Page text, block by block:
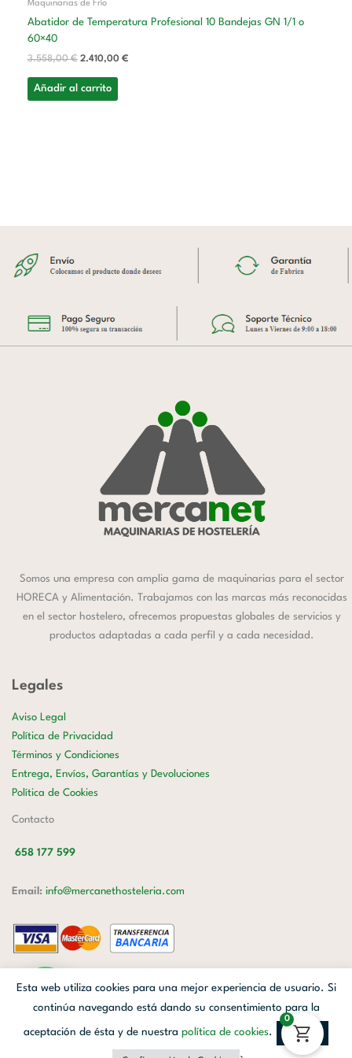
Maquinarias de Frío
Abatidor de Temperatura Profesional 10 Bandejas GN 1/1 o
60×40
3.558,00€ 2.410,00 €
Añadir al carrito
Somos una empresa con amplia gama de maquinarias para el sector
HORECA y Alimentación. Trabajamos con las marcas más reconocidas
en el sector hostelero, ofrecemos propuestas globales de servicios y
productos adaptadas a cada perfil y a cada necesidad.
Legales
Aviso Legal
Política de Privacidad
Términos y Condiciones
Entrega, Envíos, Garantías y Devoluciones
Política de Cookies
Contacto
658 177 599
Email: info@mercanethosteleria.com
Mercanet © 2026.| Diseñado porAvanzada Digital| Webmaster
Facebook Linkedin Instagram
Esta web utiliza cookies para una mejor experiencia de usuario. Si
continúa navegando está dando su consentimiento para la
aceptación de ésta y de nuestra política de cookies. Aceptar
0